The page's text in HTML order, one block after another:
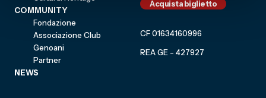
COMMUNITY
Fondazione
Associazione Club
Genoani
Partner
NEWS
Acquista biglietto
CF 01634160996
REA GE - 427927